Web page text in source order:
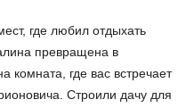
где любил отдыхать
превращена в
комната, где вас встречает
Строили дачу для